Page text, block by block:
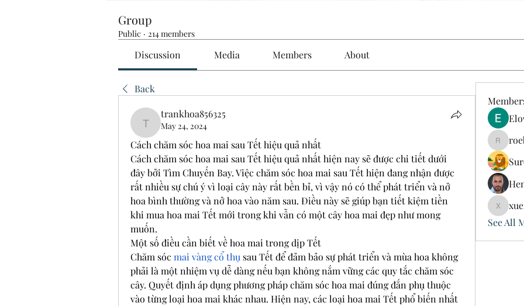
Group
Public · 214 members
Discussion Media Members About
Back
trankhoa856325
trankhoa856325
May 24, 2024
Cách chăm sóc hoa mai sau Tết hiệu quả nhất
Cách chăm sóc hoa mai sau Tết hiệu quả nhất hiện nay sẽ được chi tiết dưới
đây bởi Tìm Chuyến Bay. Việc chăm sóc hoa mai sau Tết hiện đang nhận được
rất nhiều sự chú ý vì loại cây này rất bền bỉ, vì vậy nó có thể phát triển và nở
hoa bình thường và nở hoa vào năm sau. Điều này sẽ giúp bạn tiết kiệm tiền
khi mua hoa mai Tết mới trong khi vẫn có một cây hoa mai đẹp như mong
muốn.
Một số điều cần biết về hoa mai trong dịp Tết
Chăm sóc mai vàng cổ thụ sau Tết để đảm bảo sự phát triển và mùa hoa không
phải là một nhiệm vụ dễ dàng nếu bạn không nắm vững các quy tắc chăm sóc
cây. Quyết định áp dụng phương pháp chăm sóc hoa mai đúng đắn phụ thuộc
vào từng loại hoa mai khác nhau. Hiện nay, các loại hoa mai Tết phổ biến nhất
See All